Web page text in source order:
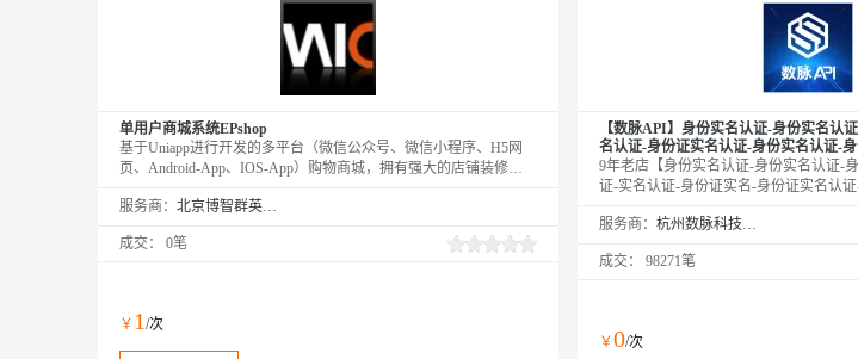
单用户商城系统EPshop
基于Uniapp进行开发的多平台（微信公众号、微信小程序、H5网
页、Android-App、IOS-App）购物商城，拥有强大的店铺装修、
品、运费模板、多地区邮费、库存管理、全端分享等功能。提供全
服务商： 北京博智群英企业策划有限公司
成交： 0笔
￥ 1 /次
【数脉API】身份实名认证-身份实名认
名认证-身份证实名认证-身份实名认证-
9年老店【身份实名认证-身份实名认证-
证-实名认证-身份证实名-身份证实名认
身份实名认证-身份证实名验证-身份证实
证二要素认证】传入姓名、身份证号，
服务商： 杭州数脉科技有限公司
成交： 98271笔
￥0/次